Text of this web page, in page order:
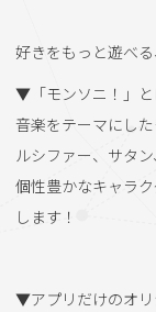
好きをもっと遊べ
▼「モンソニ！」
音楽をテーマにし
ルシファー、サタ
個性豊かなキャラ
します！
▼アプリだけのオリ